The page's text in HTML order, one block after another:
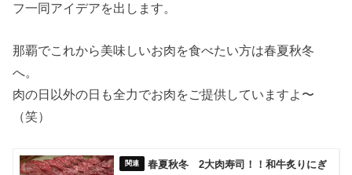
フ一同アイデアを出します。
那覇でこれから美味しいお肉を食べたい方は春夏秋冬
へ。
肉の日以外の日も全力でお肉をご提供していますよ〜
（笑）
春夏秋冬 2大肉寿司！！和牛炙りにぎ